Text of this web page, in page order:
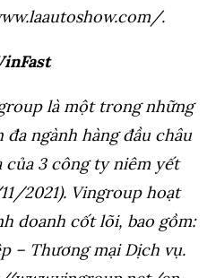
.
là một trong những
ngành hàng đầu châu
3 công ty niêm yết
2021). Vingroup hoạt
doanh cốt lõi, bao gồm:
– Thương mại Dịch vụ.